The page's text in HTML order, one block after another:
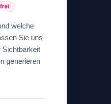
welche
Sie uns
Sichtbarkeit
generieren